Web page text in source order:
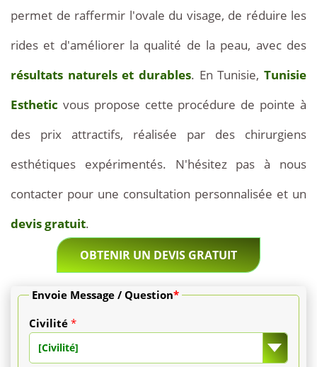
sous
anesthésie
locale.
La
contention
postopératoire
par
bandeau
élastique
fournie.
permet de raffermir l'ovale du visage, de réduire les
rides et d'améliorer la qualité de la peau, avec des
résultats naturels et durables. En Tunisie, Tunisie
Esthetic vous propose cette procédure de pointe à
des prix attractifs, réalisée par des chirurgiens
esthétiques expérimentés. N'hésitez pas à nous
contacter pour une consultation personnalisée et un
devis gratuit.
OBTENIR UN DEVIS GRATUIT
Envoie Message / Question*
Civilité *
[Civilité]